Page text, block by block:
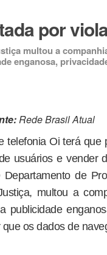
por
multou a
enganosa,
Rede Brasil Atual
telefonia Oi terá
usuários e vender
Departamento de
multou a
publicidade
os dados de